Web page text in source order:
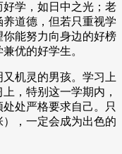
学，如日中之光；老
道德，但若只重视学
能努力向身边的好榜
优的好学生。
机灵的男孩。学习上
，特别这一学期内，
处严格要求自己。只
，一定会成为出色的